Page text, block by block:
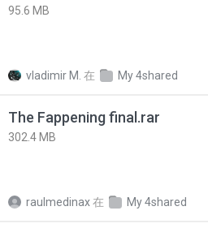
95.6 MB
vladimir M. 在 My 4shared
The Fappening final.rar
302.4 MB
raulmedinax在 My 4shared